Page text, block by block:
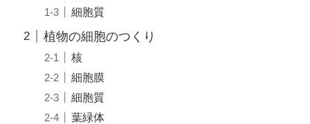
細胞質
植物の細胞のつくり
核
細胞膜
細胞質
葉緑体